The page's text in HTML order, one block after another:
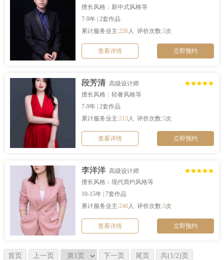
擅长风格：新中式风格等
7-9年 | 2套作品
累计服务业主:226人 评价次数:5次
查看详情 立即预约
段芳清 高级设计师
擅长风格：轻奢风格等
7-9年 | 2套作品
累计服务业主:213人 评价次数:5次
查看详情 立即预约
李洋洋 高级设计师
擅长风格：现代简约风格等
10-15年 | 7套作品
累计服务业主:240人 评价次数:5次
查看详情 立即预约
首页 上一页 下一页 尾页 共(1/2)页